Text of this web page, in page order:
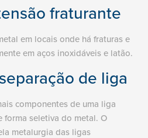
fraturante
em locais onde há fraturas e
em aços inoxidáveis e latão.
de liga
componentes de uma liga
forma seletiva do metal. O
metalurgia das ligas